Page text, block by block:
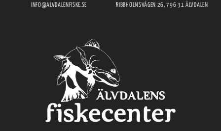
INFO@ALVDALENFISKE.SE RIBBHOLMSVÄGEN 26, 796 31 ÄLVDALEN